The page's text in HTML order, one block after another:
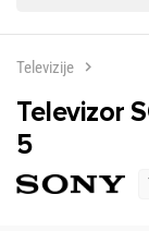
Televizije
Televizor
5